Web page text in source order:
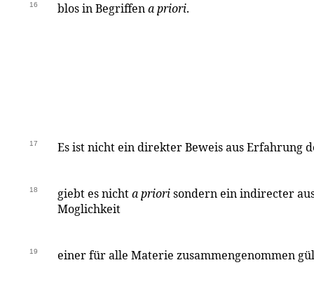
16 blos in Begriffena priori.
17 Es ist nicht ein direkter Beweis aus Erfahrung
18 giebt es nichta priorisondern ein indirecter
Moglichkeit
19 einer für alle Materie zusammengenommen